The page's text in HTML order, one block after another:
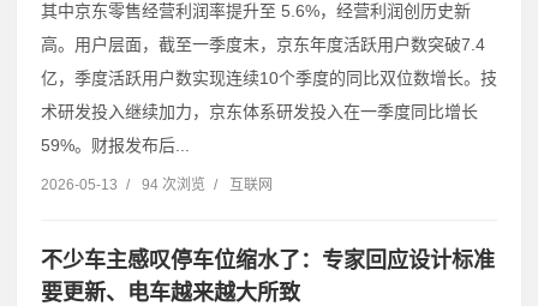
其中京东零售经营利润率提升至 5.6%，经营利润创历史新
高。用户层面，截至一季度末，京东年度活跃用户数突破7.4
亿，季度活跃用户数实现连续10个季度的同比双位数增长。技
术研发投入继续加力，京东体系研发投入在一季度同比增长
59%。财报发布后...
2026-05-13 / 94 次浏览 / 互联网
不少车主感叹停车位缩水了：专家回应设计标准
要更新、电车越来越大所致